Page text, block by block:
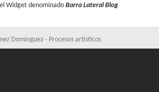
Widget denominado Barra Lateral Blog
Dominguez · Procesos artísticos